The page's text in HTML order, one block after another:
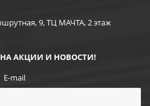
9, ТЦ МАЧТА, 2 этаж
АКЦИИ И НОВОСТИ!
E-mail